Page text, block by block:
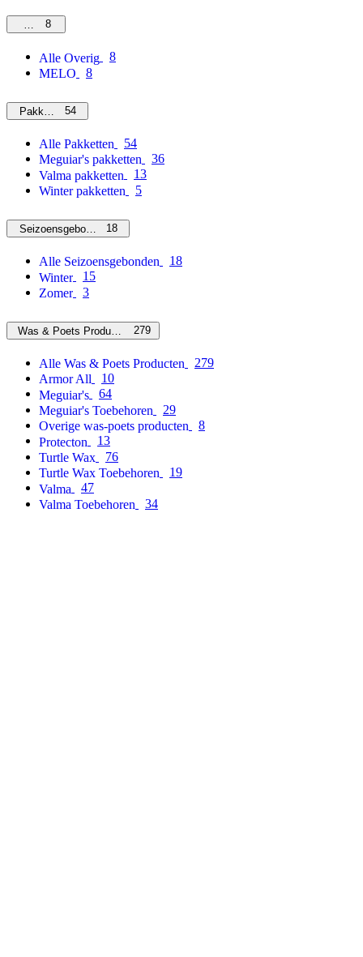
Overig
8
Alle Overig
8
MELO
8
Pakketten54
Alle Pakketten
54
Meguiar's pakketten
36
Valma pakketten
13
Winter pakketten
5
Seizoensgebonden18
Alle Seizoensgebonden
18
Winter
15
Zomer
3
Was & Poets Producten 279
Alle Was & Poets Producten
279
Armor All
10
Meguiar's
64
Meguiar's Toebehoren
29
Overige was-poets producten
8
Protecton
13
Turtle Wax
76
Turtle Wax Toebehoren
19
Valma
47
Valma Toebehoren
34